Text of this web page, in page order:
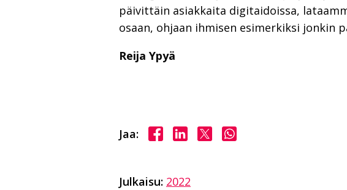
päivittäin asiakkaita digitaidoissa,
osaan, ohjaan ihmisen esimerkiksi jonkin
Reija Ypyä
Jaa: Jaa Facebookissa
Jaa LinkedInissä
Jaa X:ssäJaa WhasAppissa
Julkaisu: 2022